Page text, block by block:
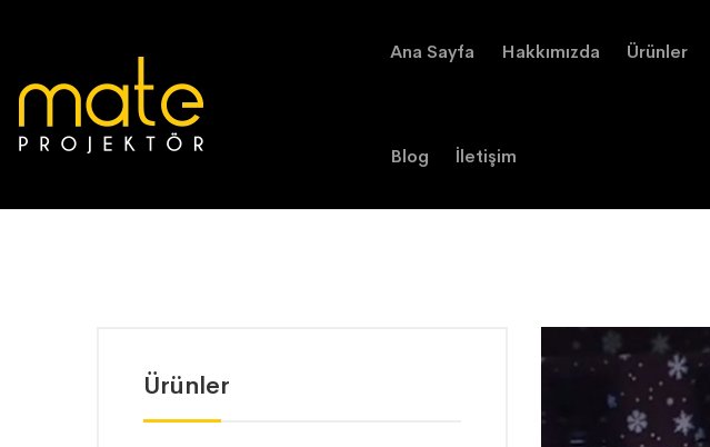
Ana Sayfa Hakkımızda Ürünler
Blog İletişim
Ürünler